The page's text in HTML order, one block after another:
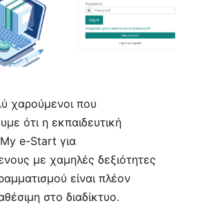
χαρούμενοι που
ότι η εκπαιδευτική
e-Start για
με χαμηλές δεξιότητες
είναι πλέον
στο διαδίκτυο.